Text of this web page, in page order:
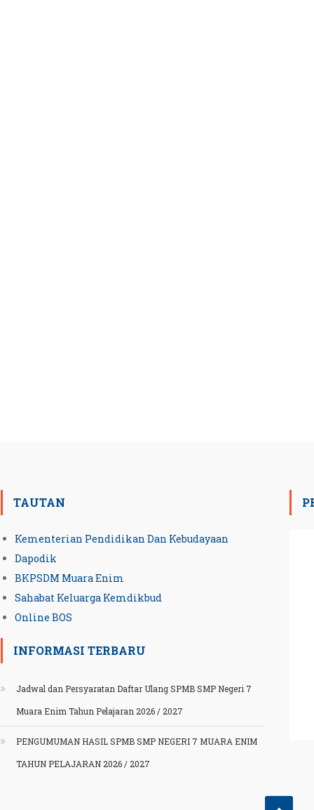
TAUTAN
Kementerian Pendidikan Dan Kebudayaan
Dapodik
BKPSDM Muara Enim
Sahabat Keluarga Kemdikbud
Online BOS
INFORMASI TERBARU
Jadwal dan Persyaratan Daftar Ulang SPMB SMP Negeri 7
Muara Enim Tahun Pelajaran 2026 / 2027
PENGUMUMAN HASIL SPMB SMP NEGERI 7 MUARA ENIM
TAHUN PELAJARAN 2026 / 2027